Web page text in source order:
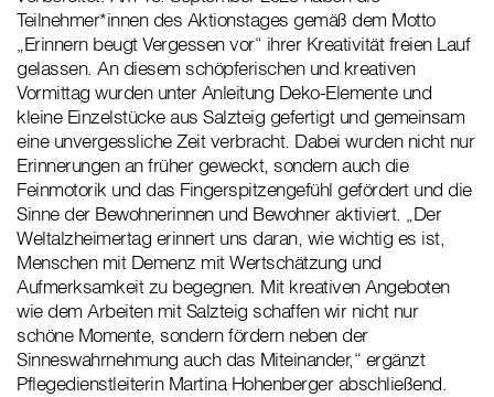
Teilnehmer*innen des Aktionstages gemäß dem Motto
„Erinnern beugt Vergessen vor“ ihrer Kreativität freien Lauf
gelassen. An diesem schöpferischen und kreativen
Vormittag wurden unter Anleitung Deko-Elemente und
kleine Einzelstücke aus Salzteig gefertigt und gemeinsam
eine unvergessliche Zeit verbracht. Dabei wurden nicht nur
Erinnerungen an früher geweckt, sondern auch die
Feinmotorik und das Fingerspitzengefühl gefördert und die
Sinne der Bewohnerinnen und Bewohner aktiviert. „Der
Weltalzheimertag erinnert uns daran, wie wichtig es ist,
Menschen mit Demenz mit Wertschätzung und
Aufmerksamkeit zu begegnen. Mit kreativen Angeboten
wie dem Arbeiten mit Salzteig schaffen wir nicht nur
schöne Momente, sondern fördern neben der
Sinneswahrnehmung auch das Miteinander,“ ergänzt
Pflegedienstleiterin Martina Hohenberger abschließend.